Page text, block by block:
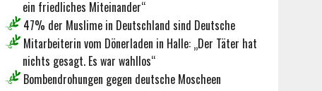
ein friedliches Miteinander“
47% der Muslime in Deutschland sind Deutsche
Mitarbeiterin vom Dönerladen in Halle: „Der Täter hat
nichts gesagt. Es war wahllos“
Bombendrohungen gegen deutsche Moscheen